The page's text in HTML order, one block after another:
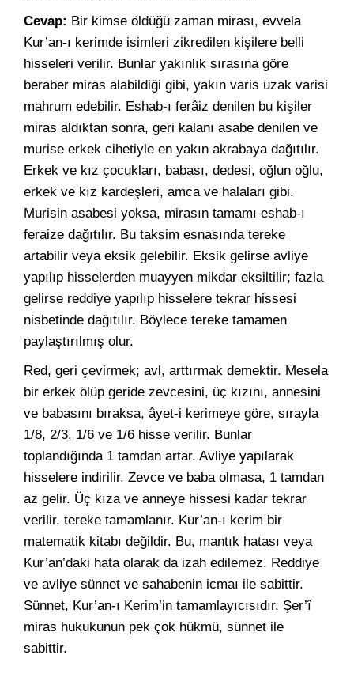
Cevap: Bir kimse öldüğü zaman mirası, evvela
Kur’an-ı kerimde isimleri zikredilen kişilere belli
hisseleri verilir. Bunlar yakınlık sırasına göre
beraber miras alabildiği gibi, yakın varis uzak varisi
mahrum edebilir. Eshab-ı ferâiz denilen bu kişiler
miras aldıktan sonra, geri kalanı asabe denilen ve
murise erkek cihetiyle en yakın akrabaya dağıtılır.
Erkek ve kız çocukları, babası, dedesi, oğlun oğlu,
erkek ve kız kardeşleri, amca ve halaları gibi.
Murisin asabesi yoksa, mirasın tamamı eshab-ı
feraize dağıtılır. Bu taksim esnasında tereke
artabilir veya eksik gelebilir. Eksik gelirse avliye
yapılıp hisselerden muayyen mikdar eksiltilir; fazla
gelirse reddiye yapılıp hisselere tekrar hissesi
nisbetinde dağıtılır. Böylece tereke tamamen
paylaştırılmış olur.
Red, geri çevirmek; avl, arttırmak demektir. Mesela
bir erkek ölüp geride zevcesini, üç kızını, annesini
ve babasını bıraksa, âyet-i kerimeye göre, sırayla
1/8, 2/3, 1/6 ve 1/6 hisse verilir. Bunlar
toplandığında 1 tamdan artar. Avliye yapılarak
hisselere indirilir. Zevce ve baba olmasa, 1 tamdan
az gelir. Üç kıza ve anneye hissesi kadar tekrar
verilir, tereke tamamlanır. Kur’an-ı kerim bir
matematik kitabı değildir. Bu, mantık hatası veya
Kur’an’daki hata olarak da izah edilemez. Reddiye
ve avliye sünnet ve sahabenin icmaı ile sabittir.
Sünnet, Kur’an-ı Kerim’in tamamlayıcısıdır. Şer’î
miras hukukunun pek çok hükmü, sünnet ile
sabittir.